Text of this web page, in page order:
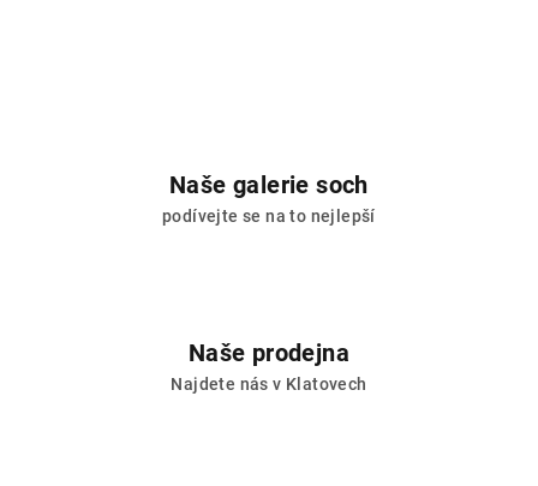
Naše galerie soch
podívejte se na to nejlepší
Naše prodejna
Najdete nás v Klatovech